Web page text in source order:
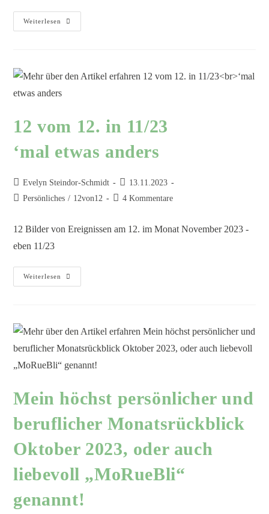
Weiterlesen
12 vom 12. in 11/23
‘mal etwas anders
Evelyn Steindor-Schmidt
13.11.2023
Persönliches / 12von12 4 Kommentare
12 Bilder von Ereignissen am 12. im Monat November 2023 -
eben 11/23
Weiterlesen
Mein höchst persönlicher und
beruflicher Monatsrückblick
Oktober 2023, oder auch
liebevoll „MoRueBli“
genannt!